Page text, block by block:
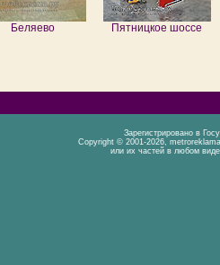
Беляево Пятницкое шоссе
Зарегистрировано в
Copyright © 2001-2026,
или их частей в любом